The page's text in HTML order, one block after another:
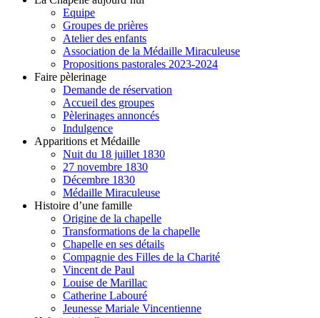
Equipe
Groupes de prières
Atelier des enfants
Association de la Médaille Miraculeuse
Propositions pastorales 2023-2024
Faire pèlerinage
Demande de réservation
Accueil des groupes
Pèlerinages annoncés
Indulgence
Apparitions et Médaille
Nuit du 18 juillet 1830
27 novembre 1830
Décembre 1830
Médaille Miraculeuse
Histoire d’une famille
Origine de la chapelle
Transformations de la chapelle
Chapelle en ses détails
Compagnie des Filles de la Charité
Vincent de Paul
Louise de Marillac
Catherine Labouré
Jeunesse Mariale Vincentienne